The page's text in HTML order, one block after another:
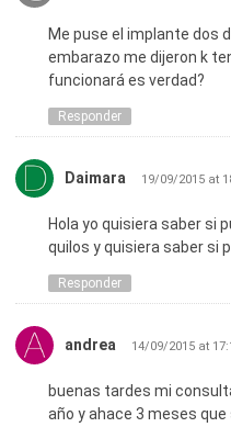
Me puse el implante dos
embarazo me dijeron k
funcionará es verdad?
Responder
Daimara 19/09/2015 at
Hola yo quisiera saber si
quilos y quisiera saber si
Responder
andrea 14/09/2015 at
buenas tardes mi
año y ahace 3 meses